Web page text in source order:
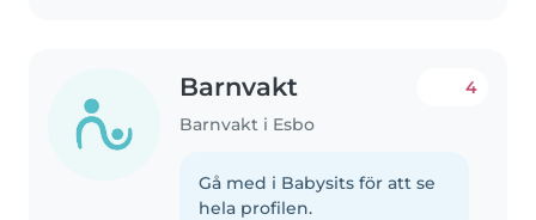
Barnvakt
Barnvakt i Esbo
4
Gå med i Babysits för att se
hela profilen.